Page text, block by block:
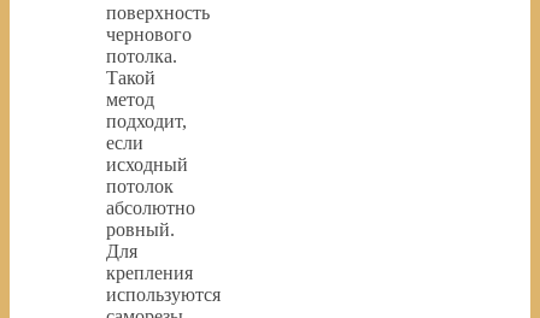
поверхность
чернового
потолка.
Такой
метод
подходит,
если
исходный
потолок
абсолютно
ровный.
Для
крепления
используются